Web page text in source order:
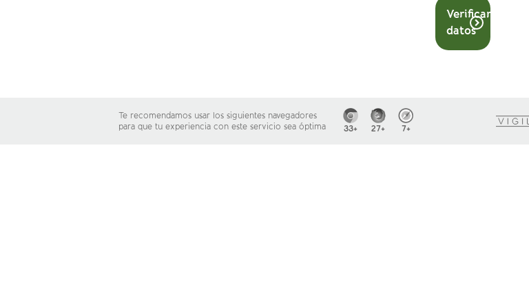
Verificar
datos
Te recomendamos usar los siguientes navegadores
para que tu experiencia con este servicio sea óptima
33+ 27+ 7+